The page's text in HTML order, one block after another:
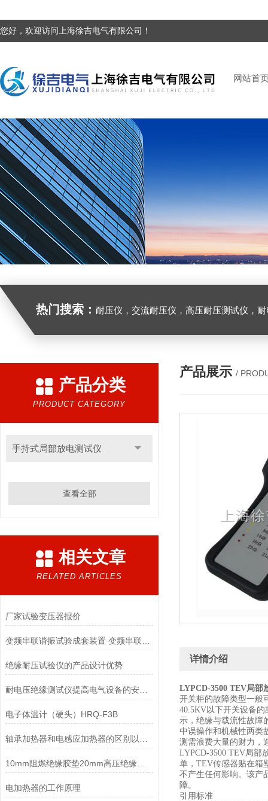
您好，欢迎访问上海徐吉电气有限公司！
网站首
热门搜索： 耐压仪，交流耐压仪，高压耐压测试仪，
产品分类
PRODUCT CATEGORY
手持式局部放电测试仪
查看全部
相关文章
RELATED ARTICLES
厂家试验变压器报价
绝缘耐压试验仪的产品设计优势
耐电压绝缘测试仪提高电气设备的安全性和工作效率
电子体温计（硬头）HRQ-F3B
10mm阻燃绝缘胶垫20mm高压绝缘垫66KV高压绝缘垫
电加热器的工作原理
产品展示 /
详情介绍
LYPCD-3500 TEV局部
开关柜的故障类型一般
40.5KV以下开关设备的
示，绝缘与载流性故障
中误操作和机械性两类
测需浪费大量的财力，
LYPCD-3500 TEV局部
单，TEV传感器贴在箱
不产生任何影响。该产
障。
引用标准